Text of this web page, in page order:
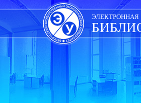
Skip
navigation
ЭЛЕКТРОННАЯ